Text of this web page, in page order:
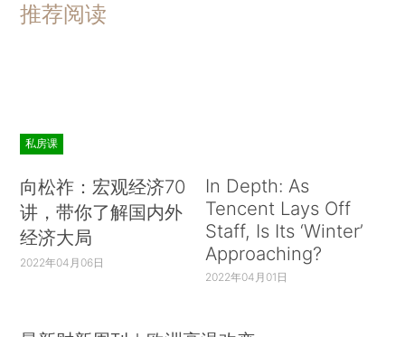
推荐阅读
私房课
向松祚：宏观经济70
讲，带你了解国内外
经济大局
2022年04月06日
In Depth: As
Tencent Lays Off
Staff, Is Its ‘Winter’
Approaching?
2022年04月01日